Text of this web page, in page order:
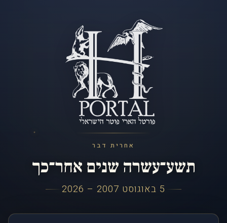
אחרית דבר
תשע־עשרה שנים אחר־כך
5 באוגוסט 2007 – 2026